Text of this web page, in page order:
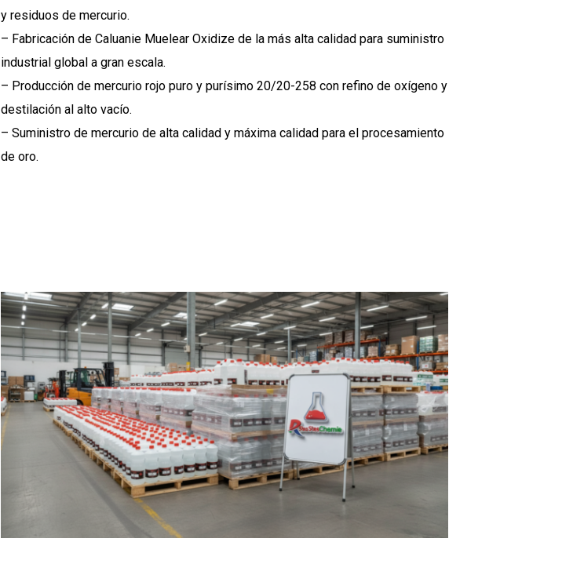
y residuos de mercurio.
– Fabricación de Caluanie Muelear Oxidize de la más alta calidad para suministro
industrial global a gran escala.
– Producción de mercurio rojo puro y purísimo 20/20-258 con refino de oxígeno y
destilación al alto vacío.
– Suministro de mercurio de alta calidad y máxima calidad para el procesamiento
de oro.